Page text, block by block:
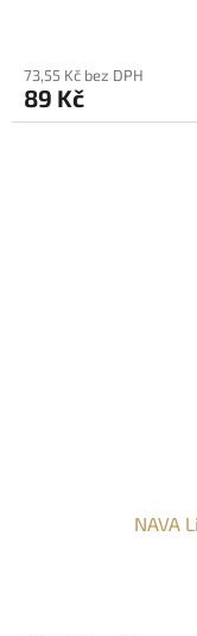
73,55 Kč bez DPH
89 Kč
NAVA